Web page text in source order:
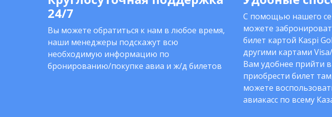
24/7
Вы можете обратиться к нам в любое время,
наши менеджеры подскажут всю
необходимую информацию по
бронированию/покупке авиа и ж/д билетов
С помощью нашего
можете
билет картой Kaspi
другими картами
Вам удобнее прийти в
приобрести билет
можете
авиакасс по всему